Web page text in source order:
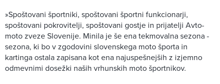
»Spoštovani športniki, spoštovani športni funkcionarji,
spoštovani pokrovitelji, spoštovani gostje in prijatelji Avto-
moto zveze Slovenije. Minila je še ena tekmovalna sezona -
sezona, ki bo v zgodovini slovenskega moto športa in
kartinga ostala zapisana kot ena najuspešnejših z izjemno
odmevnimi dosežki naših vrhunskih moto športnikov.